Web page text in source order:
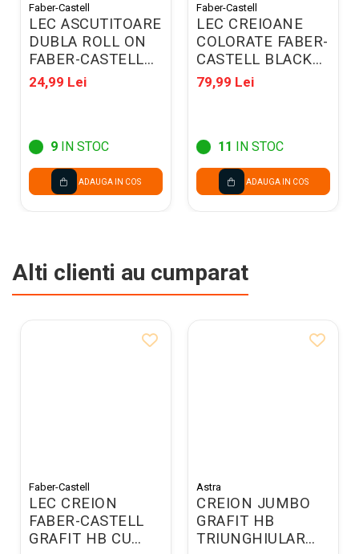
Faber-Castell
LEC ASCUTITOARE
DUBLA ROLL ON
FABER-CASTELL
ALBASTRU-NEGRU
FC183910
24,99 Lei
9 IN STOC
ADAUGA IN COS
Faber-Castell
LEC CREIOANE
COLORATE FABER-
CASTELL BLACK
EDITION 24/SET
FC116424
79,99 Lei
11 IN STOC
ADAUGA IN COS
Alti clienti au cumparat
Faber-Castell
LEC CREION
FABER-CASTELL
GRAFIT HB CU
Astra
CREION JUMBO
GRAFIT HB
TRIUNGHIULAR